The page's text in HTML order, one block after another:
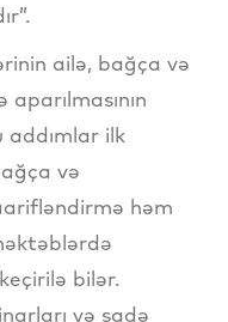
ailə, bağça və
addımlar ilk
və
həm
bilər.
və sadə